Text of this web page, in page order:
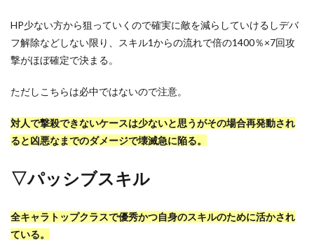
HP少ない方から狙っていくので確実に敵を減らしていけるしデバ
フ解除などしない限り、スキル1からの流れで倍の1400％×7回攻
撃がほぼ確定で決まる。
ただしこちらは必中ではないので注意。
対人で撃殺できないケースは少ないと思うがその場合再発動され
ると凶悪なまでのダメージで壊滅急に陥る。
▽パッシブスキル
全キャラトップクラスで優秀かつ自身のスキルのために活かされ
ている。